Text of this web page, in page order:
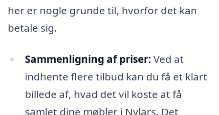
her er nogle grunde til, hvorfor det kan
betale sig.
Sammenligning af priser: Ved at
indhente flere tilbud kan du få et klart
billede af, hvad det vil koste at få
samlet dine møbler i Nylars. Det